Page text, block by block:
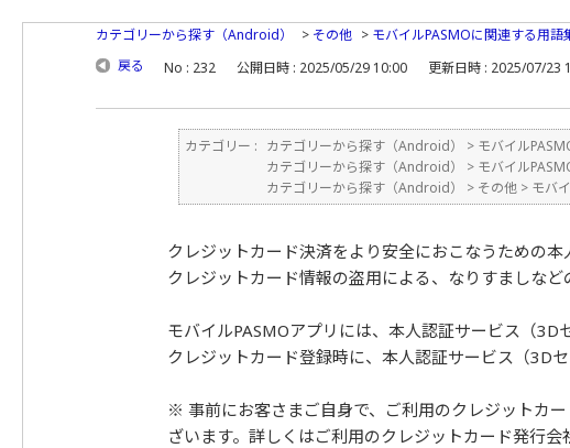
カテゴリーから探す（Android） > その他 > モバイルPASMOに関連する用語
戻る
No : 232 公開日時 : 2025/05/29 10:00 更新日時 : 2025/07/23
カテゴリー : カテゴリーから探す（Android） > モバイル
カテゴリーから探す（Android）
> モバイル
カテゴリーから探す（Android）
> その他 > モバ
クレジットカード決済をより安全におこなうための本
クレジットカード情報の盗用による、なりすましなど
モバイルPASMOアプリには、本人認証サービス（
クレジットカード登録時に、本人認証サービス（3D
※ 事前にお客さまご自身で、ご利用のクレジットカ
ざいます。詳しくはご利用のクレジットカード発行会